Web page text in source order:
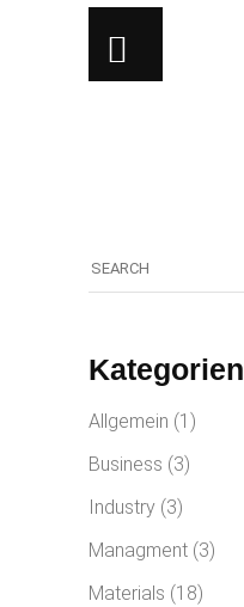
Kategorien
Allgemein (1)
Business (3)
Industry (3)
Managment (3)
Materials (18)